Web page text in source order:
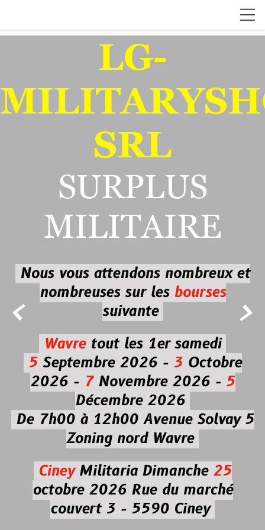
 
LG-
SRL
SURPLUS
MILITAIRE
Nous vous attendons nombreux et
nombreuses sur les bourses
suivante
Wavretout les 1er samedi
5Septembre 2026 - 3Octobre
2026 -7Novembre 2026 - 5
Décembre 2026
De 7h00 à 12h00 Avenue Solvay 5
Zoning nord Wavre
CineyMilitaria Dimanche 25
octobre 2026Rue du marché
couvert 3 - 5590 Ciney